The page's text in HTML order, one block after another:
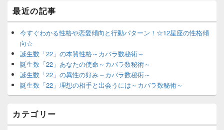
最近の記事
今すぐわかる性格や恋愛傾向と行動パターン！☆12星座の性格傾
向☆
誕生数「22」の本質性格～カバラ数秘術～
誕生数「22」あなたの使命～カバラ数秘術～
誕生数「22」の異性の好み～カバラ数秘術～
誕生数「22」理想の相手と出会うには～カバラ数秘術～
カテゴリー